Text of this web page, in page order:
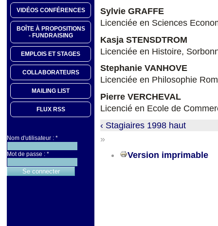
VIDÉOS CONFÉRENCES
BOÎTE À PROPOSITIONS
- FUNDRAISING
EMPLOIS ET STAGES
COLLABORATEURS
MAILING LIST
FLUX RSS
Nom d'utilisateur : *
Mot de passe : *
Sylvie GRAFFE
Licenciée en Sciences
Kasja STENSDTROM
Licenciée en Histoire,
Stephanie VANHOVE
Licenciée en Philosophie
Pierre VERCHEVAL
Licencié en Ecole de
‹ Stagiaires 1998 haut
»
Version imprimable